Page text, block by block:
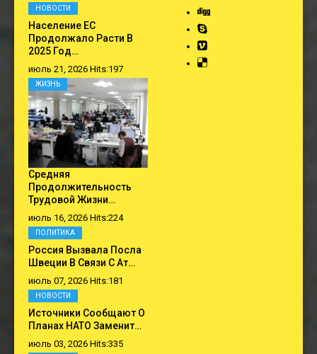
Население ЕС
Продолжало Расти В
2025 Год…
июль 21, 2026 Hits:197
НОВОСТИ
Средняя
Продолжительность
Трудовой Жизни…
июль 16, 2026 Hits:224
ЖИЗНЬ
Россия Вызвала Посла
Швеции В Связи С Ат…
июль 07, 2026 Hits:181
ПОЛИТИКА
Источники Сообщают О
Планах НАТО Заменит…
июль 03, 2026 Hits:335
НОВОСТИ